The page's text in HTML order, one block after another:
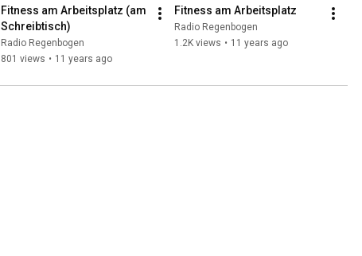
Fitness am Arbeitsplatz (am
Schreibtisch)
Radio Regenbogen
801 views • 11 years ago
Fitness am Arbeitsplatz
Radio Regenbogen
1.2K views • 11 years ago